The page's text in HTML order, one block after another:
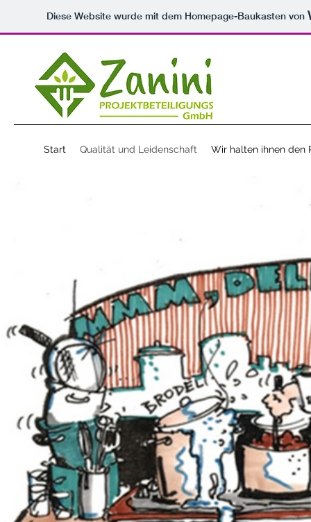
Diese Website wurde mit dem Homepage-Baukasten von
Start Qualität und Leidenschaft Wir halten ihnen den